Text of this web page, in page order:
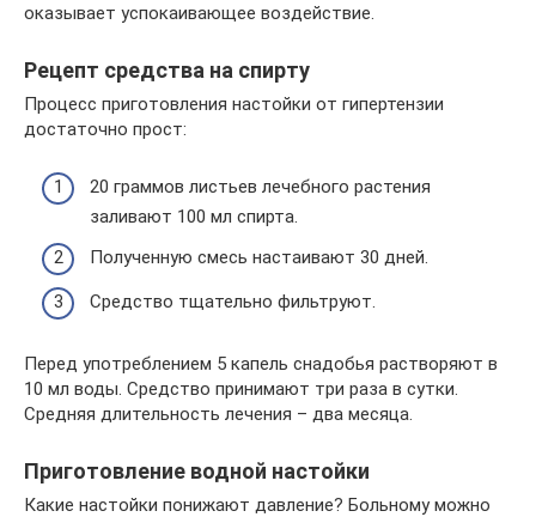
оказывает успокаивающее воздействие.
Рецепт средства на спирту
Процесс приготовления настойки от гипертензии
достаточно прост:
20 граммов листьев лечебного растения
заливают 100 мл спирта.
Полученную смесь настаивают 30 дней.
Средство тщательно фильтруют.
Перед употреблением 5 капель снадобья растворяют в
10 мл воды. Средство принимают три раза в сутки.
Средняя длительность лечения – два месяца.
Приготовление водной настойки
Какие настойки понижают давление? Больному можно